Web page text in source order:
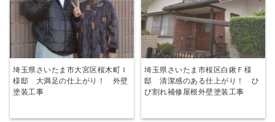
埼玉県さいたま市大宮区桜木町Ｉ
様邸 大満足の仕上がり！ 外壁
塗装工事
埼玉県さいたま市桜区白鍬Ｆ様
邸 清潔感のある仕上がり！ ひ
び割れ補修屋根外壁塗装工事